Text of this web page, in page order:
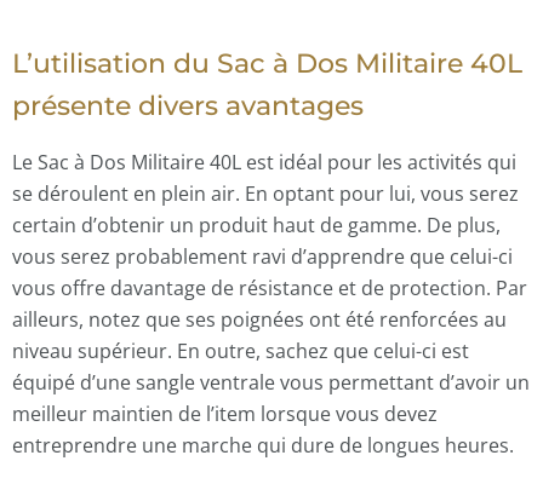
L’utilisation du Sac à Dos Militaire 40L
présente divers avantages
Le Sac à Dos Militaire 40L est idéal pour les activités qui
se déroulent en plein air. En optant pour lui, vous serez
certain d’obtenir un produit haut de gamme. De plus,
vous serez probablement ravi d’apprendre que celui-ci
vous offre davantage de résistance et de protection. Par
ailleurs, notez que ses poignées ont été renforcées au
niveau supérieur. En outre, sachez que celui-ci est
équipé d’une sangle ventrale vous permettant d’avoir un
meilleur maintien de l’item lorsque vous devez
entreprendre une marche qui dure de longues heures.